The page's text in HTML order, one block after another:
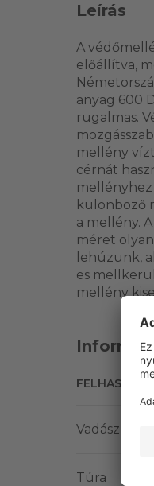
Leírás
A
előállítva,
anyag 600
rugalmas.
mellény
cérnát
különböző
a mellény.
méret
lehúzunk,
es
mellény
Vadász
Túra